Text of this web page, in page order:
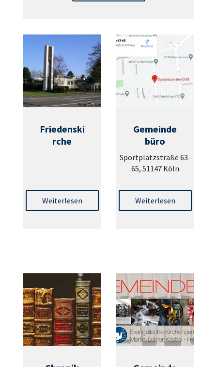
Friedenski
rche
Weiterlesen
Gemeinde
büro
Sportplatzstraße 63-
65, 51147 Köln
Weiterlesen